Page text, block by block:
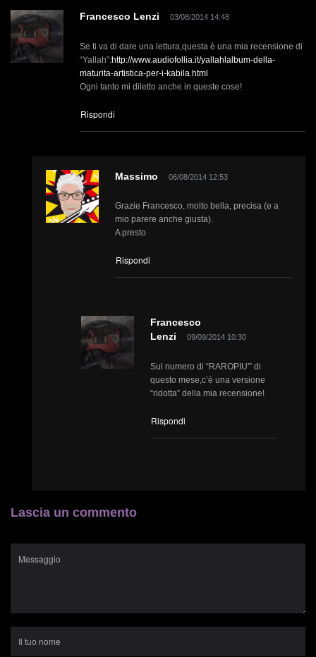
Francesco Lenzi 03/08/2014 14:48
Se ti va di dare una lettura,questa è una mia recensione di
“Yallah”:http://www.audiofollia.it/yallahlalbum-della-
maturita-artistica-per-i-kabila.html
Ogni tanto mi diletto anche in queste cose!
Rispondi
Massimo 06/08/2014 12:53
Grazie Francesco, molto bella, precisa (e a
mio parere anche giusta).
A presto
Rispondi
Francesco
Lenzi
09/09/2014 10:30
Sul numero di “RAROPIU'” di
questo mese,c’è una versione
“ridotta” della mia recensione!
Rispondi
Lascia un commento